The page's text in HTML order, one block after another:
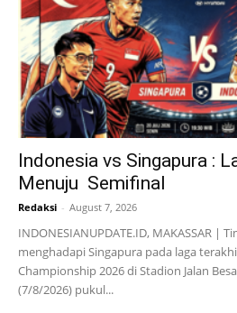
Indonesia vs Singapura :
Menuju Semifinal
Redaksi - August 7, 2026
INDONESIANUPDATE.ID, MAKASSAR |
menghadapi Singapura pada laga
Championship 2026 di Stadion Jalan
(7/8/2026) pukul...